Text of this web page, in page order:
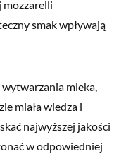
mozzarelli
smak wpływają
mleka,
miała wiedza i
najwyższej jakości
w odpowiedniej